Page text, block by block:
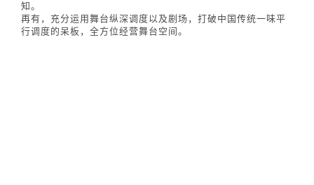
知。
再有，充分运用舞台纵深调度以及剧场，打破中国传统一味平
行调度的呆板，全方位经营舞台空间。